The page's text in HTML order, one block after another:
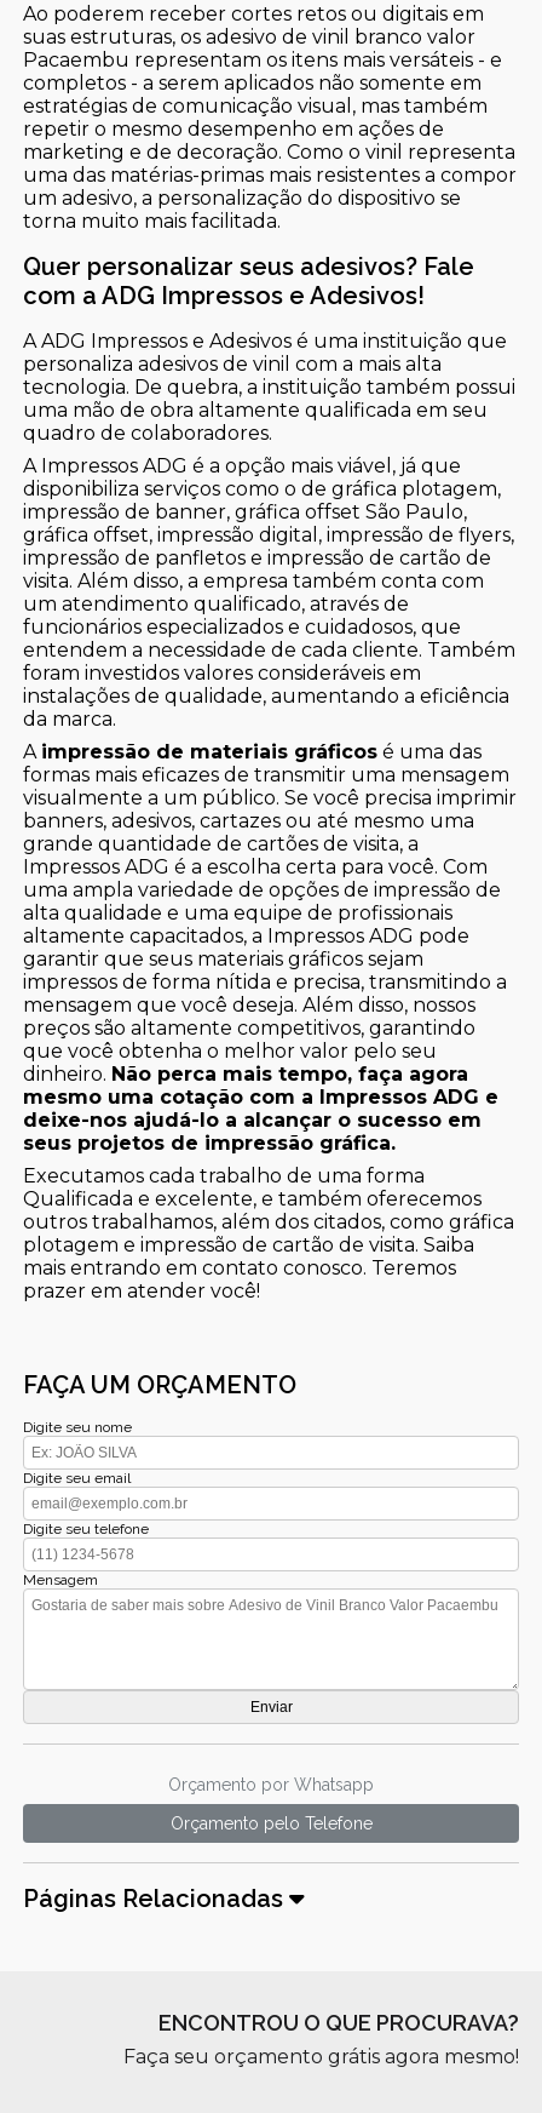
Ao poderem receber cortes retos ou digitais em
suas estruturas, os adesivo de vinil branco valor
Pacaembu representam os itens mais versáteis - e
completos - a serem aplicados não somente em
estratégias de comunicação visual, mas também
repetir o mesmo desempenho em ações de
marketing e de decoração. Como o vinil representa
uma das matérias-primas mais resistentes a compor
um adesivo, a personalização do dispositivo se
torna muito mais facilitada.
Quer personalizar seus adesivos? Fale
com a ADG Impressos e Adesivos!
A ADG Impressos e Adesivos é uma instituição que
personaliza adesivos de vinil com a mais alta
tecnologia. De quebra, a instituição também possui
uma mão de obra altamente qualificada em seu
quadro de colaboradores.
A Impressos ADG é a opção mais viável, já que
disponibiliza serviços como o de gráfica plotagem,
impressão de banner, gráfica offset São Paulo,
gráfica offset, impressão digital, impressão de flyers,
impressão de panfletos e impressão de cartão de
visita. Além disso, a empresa também conta com
um atendimento qualificado, através de
funcionários especializados e cuidadosos, que
entendem a necessidade de cada cliente. Também
foram investidos valores consideráveis em
instalações de qualidade, aumentando a eficiência
da marca.
A impressão de materiais gráficos é uma das
formas mais eficazes de transmitir uma mensagem
visualmente a um público. Se você precisa imprimir
banners, adesivos, cartazes ou até mesmo uma
grande quantidade de cartões de visita, a
Impressos ADG é a escolha certa para você. Com
uma ampla variedade de opções de impressão de
alta qualidade e uma equipe de profissionais
altamente capacitados, a Impressos ADG pode
garantir que seus materiais gráficos sejam
impressos de forma nítida e precisa, transmitindo a
mensagem que você deseja. Além disso, nossos
preços são altamente competitivos, garantindo
que você obtenha o melhor valor pelo seu
dinheiro. Não perca mais tempo, faça agora
mesmo uma cotação com a Impressos ADG e
deixe-nos ajudá-lo a alcançar o sucesso em
seus projetos de impressão gráfica.
Executamos cada trabalho de uma forma
Qualificada e excelente, e também oferecemos
outros trabalhamos, além dos citados, como gráfica
plotagem e impressão de cartão de visita. Saiba
mais entrando em contato conosco. Teremos
prazer em atender você!
FAÇA UM ORÇAMENTO
Digite seu nome
Digite seu email
Digite seu telefone
Mensagem
Orçamento por Whatsapp
Orçamento pelo Telefone
Páginas Relacionadas
ENCONTROU O QUE PROCURAVA?
Faça seu orçamento grátis agora mesmo!